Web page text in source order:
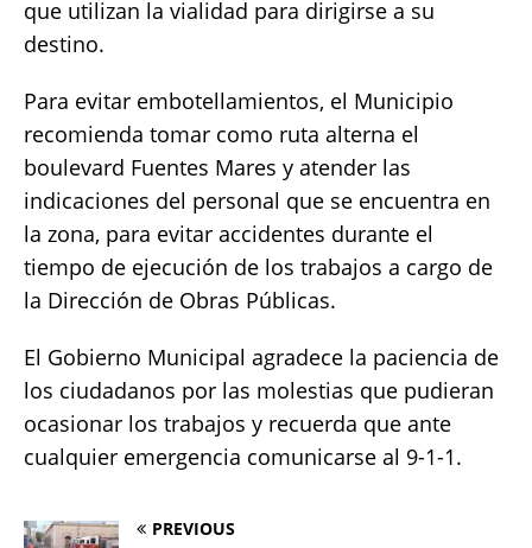
que utilizan la vialidad para dirigirse a su
destino.
Para evitar embotellamientos, el Municipio
recomienda tomar como ruta alterna el
boulevard Fuentes Mares y atender las
indicaciones del personal que se encuentra en
la zona, para evitar accidentes durante el
tiempo de ejecución de los trabajos a cargo de
la Dirección de Obras Públicas.
El Gobierno Municipal agradece la paciencia de
los ciudadanos por las molestias que pudieran
ocasionar los trabajos y recuerda que ante
cualquier emergencia comunicarse al 9-1-1.
PREVIOUS